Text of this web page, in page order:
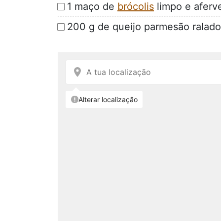
1 maço de brócolis limpo e
200 g de queijo parmesão ralado